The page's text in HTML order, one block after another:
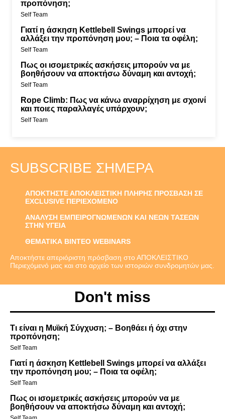
προπόνηση;
Self Team
Γιατί η άσκηση Kettlebell Swings μπορεί να
αλλάξει την προπόνηση μου; – Ποια τα οφέλη;
Self Team
Πως οι ισομετρικές ασκήσεις μπορούν να με
βοηθήσουν να αποκτήσω δύναμη και αντοχή;
Self Team
Rope Climb: Πως να κάνω αναρρίχηση με σχοινί
και ποιες παραλλαγές υπάρχουν;
Self Team
SUBSCRIBE ΣΉΜΕΡΑ
ΑΠΟΚΤΗΣΤΕ ΑΠΟΚΛΕΙΣΤΙΚΗ ΠΛΗΡΗΣ ΠΡΟΣΒΑΣΗ ΣΕ
EXCLUSIVE ΠΕΡΙΕΧΟΜΕΝΟ
ΑΝΑΛΥΣΗ ΕΜΠΕΙΡΟΓΝΩΜΕΝΩΝ ΚΑΙ ΝΕΩΝ ΤΑΣΕΩΝ
ΣΤΗΝ ΥΓΕΙΑ
ΘΕΜΑΤΙΚΑ ΒΙΝΤΕΟ WEBINARS
Αποκτήστε απεριόριστη πρόσβαση στο ΑΠΟΚΛΕΙΣΤΙΚΟ
Περιεχόμενό μας και στο αρχείο των ιστοριών συνδρομητών μας.
Don't miss
Τι είναι η Μυϊκή Σύγχυση; – Βοηθάει ή όχι στην
προπόνηση;
Self Team
Γιατί η άσκηση Kettlebell Swings μπορεί να αλλάξει
την προπόνηση μου; – Ποια τα οφέλη;
Self Team
Πως οι ισομετρικές ασκήσεις μπορούν να με
βοηθήσουν να αποκτήσω δύναμη και αντοχή;